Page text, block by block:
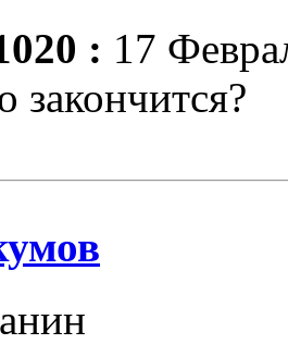
: 17
закончится?